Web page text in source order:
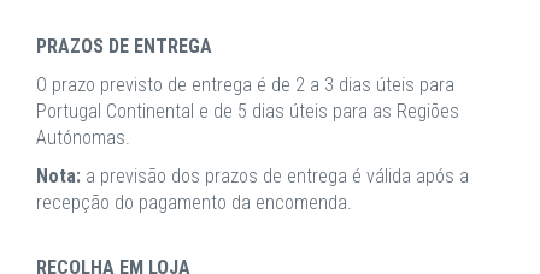
PRAZOS DE ENTREGA
O prazo previsto de entrega é de 2 a 3 dias úteis para
Portugal Continental e de 5 dias úteis para as Regiões
Autónomas.
Nota: a previsão dos prazos de entrega é válida após a
recepção do pagamento da encomenda.
RECOLHA EM LOJA